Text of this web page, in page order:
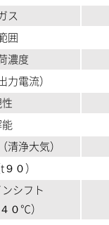
ス
囲
濃度
力電流）
清浄大気）
０）
シフト
０℃）